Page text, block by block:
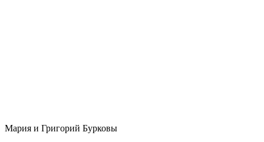
Мария и Григорий Бурковы